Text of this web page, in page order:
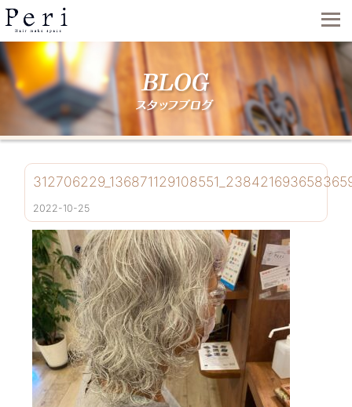
2022-10-25